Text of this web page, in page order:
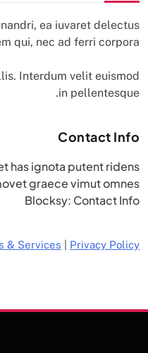
ea iuvaret delectus
qui, nec ad ferri corpora.
Interdum velit euismod
in pellentesque.
Contact Info
has ignota putent ridens
graece vimut omnes.
Blocksy: Contact Info
& Services Privacy Policy